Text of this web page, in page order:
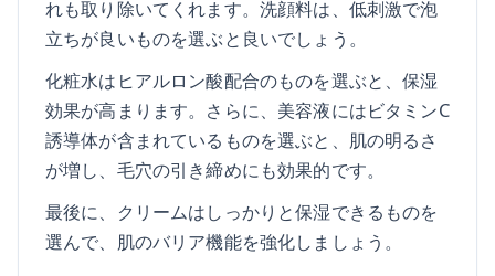
れも取り除いてくれます。洗顔料は、低刺激で泡
立ちが良いものを選ぶと良いでしょう。
化粧水はヒアルロン酸配合のものを選ぶと、保湿
効果が高まります。さらに、美容液にはビタミンC
誘導体が含まれているものを選ぶと、肌の明るさ
が増し、毛穴の引き締めにも効果的です。
最後に、クリームはしっかりと保湿できるものを
選んで、肌のバリア機能を強化しましょう。